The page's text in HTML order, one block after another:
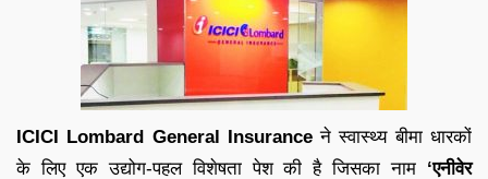
ICICI Lombard General Insuranceने स्वास्थ्य बीमा धारकों
के लिए एक उद्योग-पहल विशेषता पेश की है जिसका नाम ‘एनीवेर